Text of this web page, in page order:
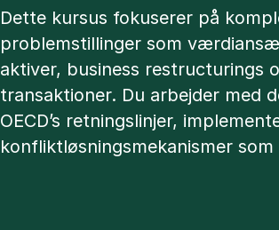
Dette kursus fokuserer på
problemstillinger som
aktiver, business restructurings
transaktioner. Du arbejder med
OECD’s retningslinjer,
konfliktløsningsmekanismer som